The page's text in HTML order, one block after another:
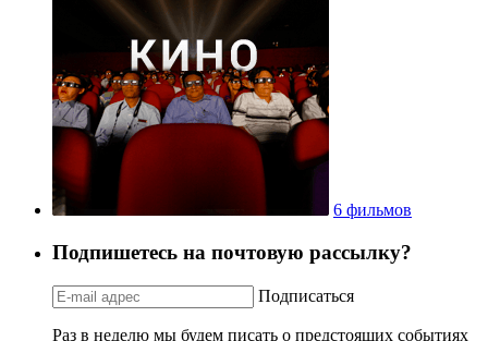
6 фильмов
Подпишетесь на почтовую рассылку?
Подписаться
Раз в неделю мы будем писать о предстоящих событиях